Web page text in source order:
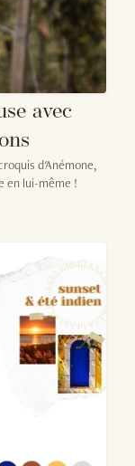
avec
d'Anémone,
en lui-même !